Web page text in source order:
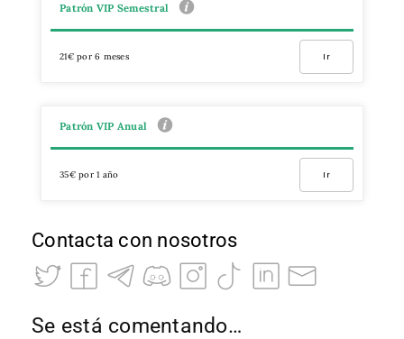
Patrón VIP Semestral
21€ por 6 meses Ir
Patrón VIP Anual
35€ por 1 año Ir
Contacta con nosotros
Se está comentando…